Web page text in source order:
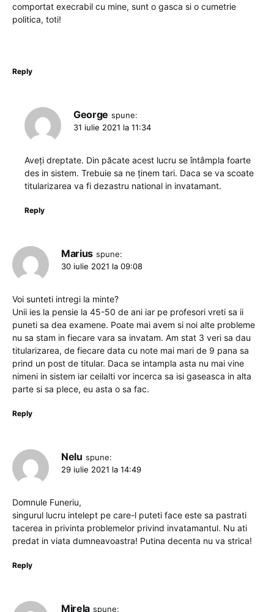
comportat execrabil cu mine, sunt o gasca si o cumetrie
politica, toti!
Reply
George spune:
31 iulie 2021 la 11:34
Aveți dreptate. Din păcate acest lucru se întâmpla foarte
des in sistem. Trebuie sa ne ținem tari. Daca se va scoate
titularizarea va fi dezastru national in invatamant.
Reply
Marius spune:
30 iulie 2021 la 09:08
Voi sunteti intregi la minte?
Unii ies la pensie la 45-50 de ani iar pe profesori vreti sa ii
puneti sa dea examene. Poate mai avem si noi alte probleme
nu sa stam in fiecare vara sa invatam. Am stat 3 veri sa dau
titularizarea, de fiecare data cu note mai mari de 9 pana sa
prind un post de titular. Daca se intampla asta nu mai vine
nimeni in sistem iar ceilalti vor incerca sa isi gaseasca in alta
parte si sa plece, eu asta o sa fac.
Reply
Nelu spune:
29 iulie 2021 la 14:49
Domnule Funeriu,
singurul lucru intelept pe care-l puteti face este sa pastrati
tacerea in privinta problemelor privind invatamantul. Nu ati
predat in viata dumneavoastra! Putina decenta nu va strica!
Reply
Mirela spune: